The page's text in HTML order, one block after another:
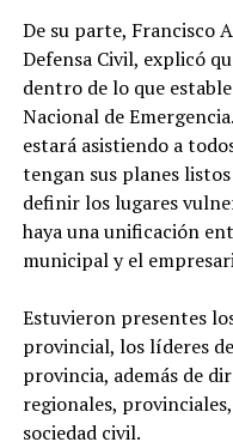
De su parte, Francisco
Defensa Civil, explicó
dentro de lo que
Nacional de
estará asistiendo a
tengan sus planes
definir los lugares
haya una unificación
municipal y el
Estuvieron presentes
provincial, los líderes
provincia, además de
regionales,
sociedad civil.